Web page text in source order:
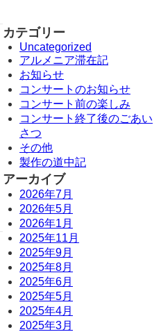
カテゴリー
Uncategorized
アルメニア滞在記
お知らせ
コンサートのお知らせ
コンサート前の楽しみ
コンサート終了後のごあい
さつ
その他
製作の道中記
アーカイブ
2026年7月
2026年5月
2026年1月
2025年11月
2025年9月
2025年8月
2025年6月
2025年5月
2025年4月
2025年3月